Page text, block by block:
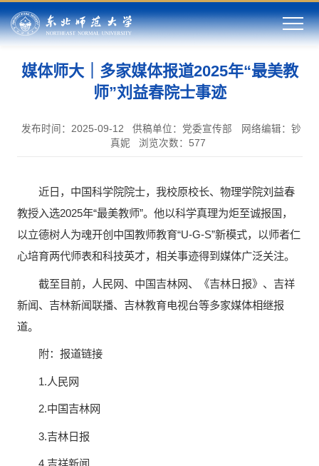
媒体师大｜多家媒体报道2025年“最美教
师”刘益春院士事迹
发布时间：2025-09-12 供稿单位：党委宣传部
网络编辑：钞
真妮
浏览次数： 577
近日，中国科学院院士，我校原校长、物理学院刘益春
教授入选2025年“最美教师”。他以科学真理为炬至诚报国，
以立德树人为魂开创中国教师教育“U-G-S”新模式，以师者仁
心培育两代师表和科技英才，相关事迹得到媒体广泛关注。
截至目前，人民网、中国吉林网、《吉林日报》、吉祥
新闻、吉林新闻联播、吉林教育电视台等多家媒体相继报
道。
附：报道链接
1.人民网
2.中国吉林网
3.吉林日报
4.吉祥新闻